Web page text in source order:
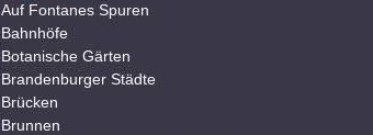
Auf Fontanes Spuren
Bahnhöfe
Botanische Gärten
Brandenburger Städte
Brücken
Brunnen